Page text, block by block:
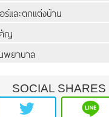
และตกแต่งบ้าน
ญ
พยาบาล
SOCIAL SHARES